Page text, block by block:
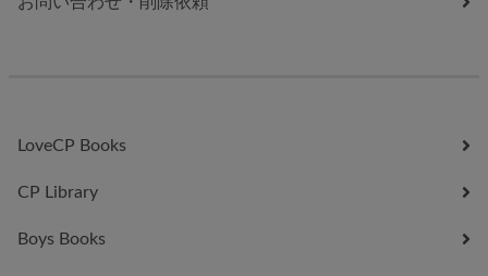
LoveCP Books
CP Library
Boys Books